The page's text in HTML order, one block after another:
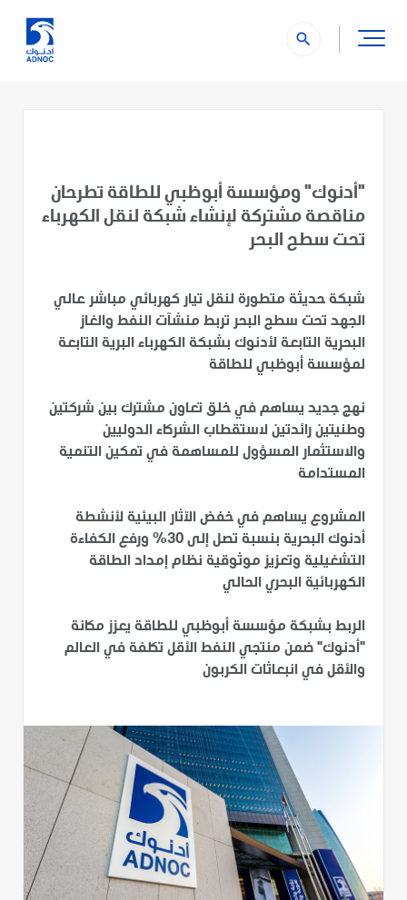
search
"أدنوك" ومؤسسة أبوظبي للطاقة تطرحان
مناقصة مشتركة لإنشاء شبكة لنقل الكهرباء
تحت سطح البحر
شبكة حديثة متطورة لنقل تيار كهربائي مباشر عالي
الجهد تحت سطح البحر تربط منشآت النفط والغاز
البحرية التابعة لأدنوك بشبكة الكهرباء البرية التابعة
لمؤسسة أبوظبي للطاقة
نهج جديد يساهم في خلق تعاون مشترك بين شركتين
وطنيتين رائدتين لاستقطاب الشركاء الدوليين
والاستثمار المسؤول للمساهمة في تمكين التنمية
المستدامة
المشروع يساهم في خفض الآثار البيئية لأنشطة
أدنوك البحرية بنسبة تصل إلى 30% ورفع الكفاءة
التشغيلية وتعزيز موثوقية نظام إمداد الطاقة
الكهربائية البحري الحالي
الربط بشبكة مؤسسة أبوظبي للطاقة يعزز مكانة
"أدنوك" ضمن منتجي النفط الأقل تكلفة في العالم
والأقل في انبعاثات الكربون